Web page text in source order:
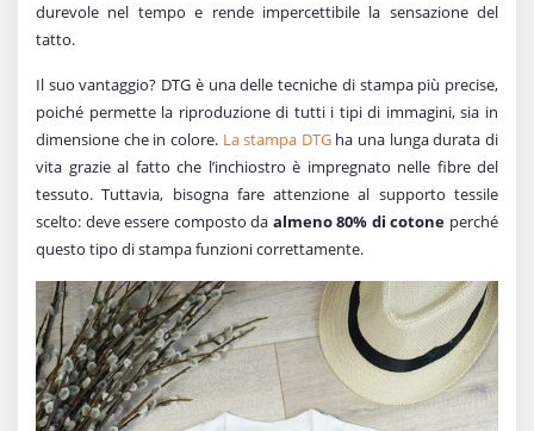
durevole nel tempo e rende impercettibile la sensazione del
tatto.
Il suo vantaggio? DTG è una delle tecniche di stampa più precise,
poiché permette la riproduzione di tutti i tipi di immagini, sia in
dimensione che in colore. La stampa DTGha una lunga durata di
vita grazie al fatto che l’inchiostro è impregnato nelle fibre del
tessuto. Tuttavia, bisogna fare attenzione al supporto tessile
scelto: deve essere composto da almeno 80% di cotone perché
questo tipo di stampa funzioni correttamente.